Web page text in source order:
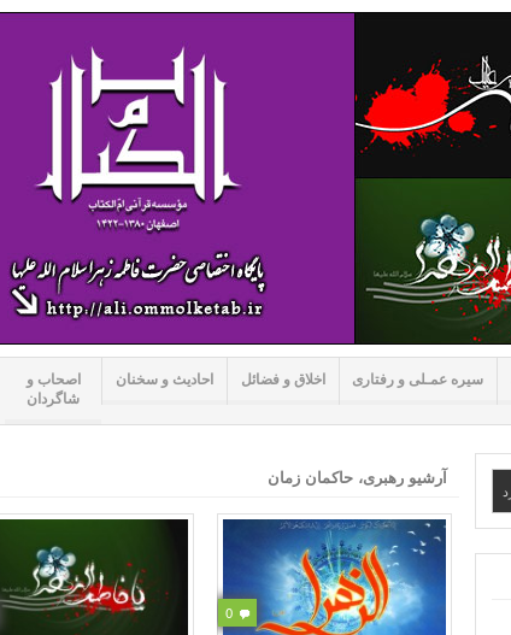
سیره عمـلی و رفتاری اخلاق و فضائل احادیث و سخنان
اصحاب و
شاگردان
آرشیو رهبری، حاکمان زمان
0